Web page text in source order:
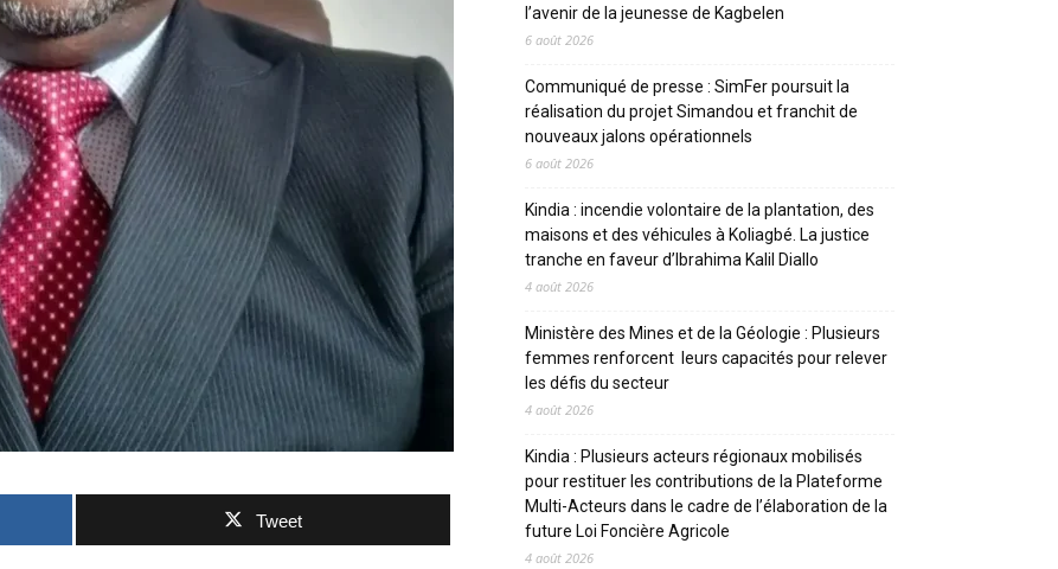
Tweet
l’avenir de la jeunesse de Kagbelen
6 août 2026
Communiqué de presse : SimFer poursuit la
réalisation du projet Simandou et franchit de
nouveaux jalons opérationnels
6 août 2026
Kindia : incendie volontaire de la plantation, des
maisons et des véhicules à Koliagbé. La justice
tranche en faveur d’Ibrahima Kalil Diallo
4 août 2026
Ministère des Mines et de la Géologie : Plusieurs
femmes renforcent leurs capacités pour relever
les défis du secteur
4 août 2026
Kindia : Plusieurs acteurs régionaux mobilisés
pour restituer les contributions de la Plateforme
Multi-Acteurs dans le cadre de l’élaboration de la
future Loi Foncière Agricole
4 août 2026